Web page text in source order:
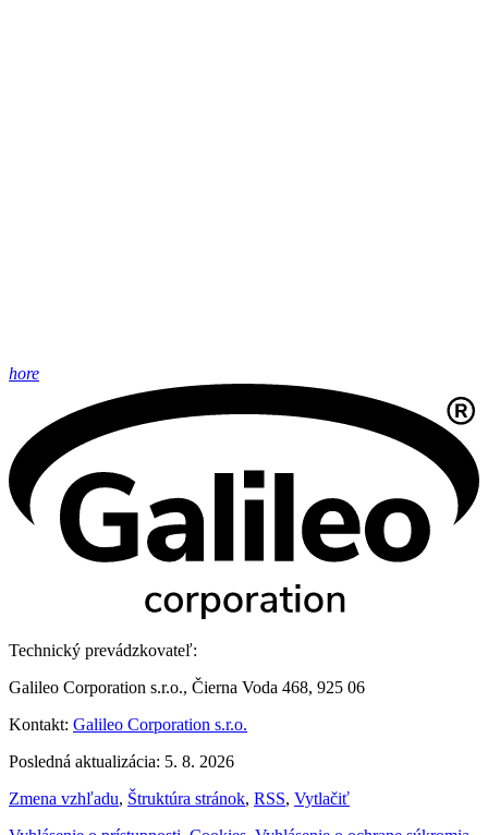
hore
Technický prevádzkovateľ:
Galileo Corporation s.r.o., Čierna Voda 468, 925 06
Kontakt: Galileo Corporation s.r.o.
Posledná aktualizácia: 5. 8. 2026
Zmena vzhľadu, Štruktúra stránok, RSS, Vytlačiť